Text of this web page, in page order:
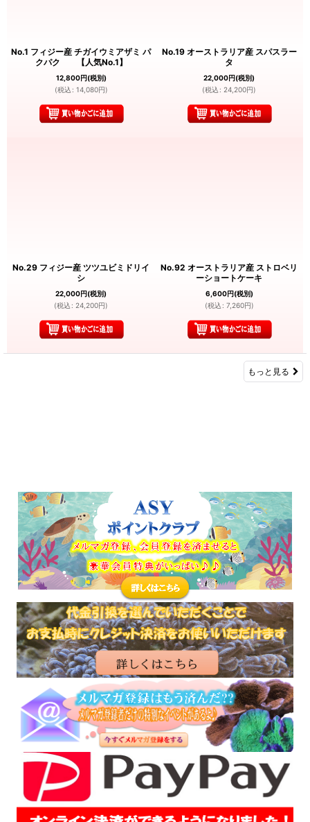
No.1 フィジー産 チガイウミアザミ パ
クパク 【人気No.1】
12,800円(税別)
(税込 : 14,080円)
No.19 オーストラリア産 スパスラー
タ
22,000円(税別)
(税込 : 24,200円)
No.29 フィジー産 ツツユビミドリイ
シ
22,000円(税別)
(税込 : 24,200円)
No.92 オーストラリア産 ストロベリ
ーショートケーキ
6,600円(税別)
(税込 : 7,260円)
もっと見る